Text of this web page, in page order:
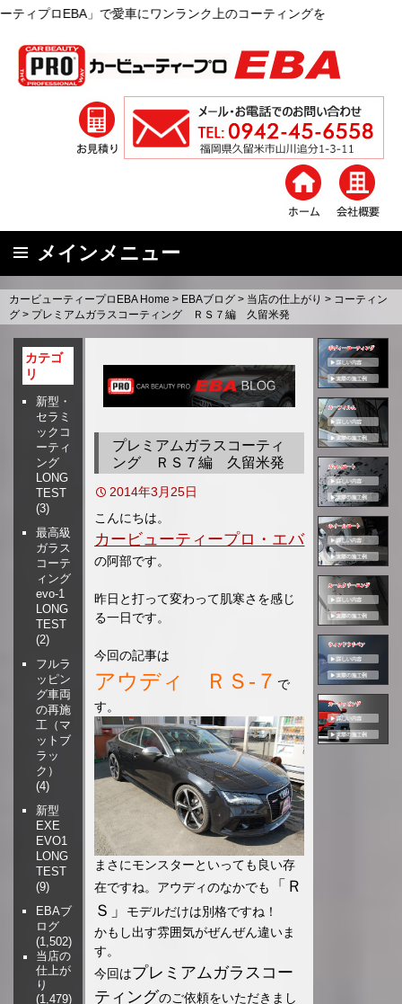
愛車にワンランク上のコーティングを
メインメニュー
コ
ン
カービューティープロEBA Home > EBAブログ > 当店の仕上がり > コーティン
グ > プレミアムガラスコーティング ＲＳ７編 久留米発
プレミアムガラスコーティ
ング ＲＳ７編 久留米発
2014年3月25日
こんにちは。
カービューティープロ・エバ
の阿部です。
昨日と打って変わって肌寒さを感じ
る一日です。
今回の記事は
アウディ ＲＳ-７ で
す。
まさにモンスターといっても良い存
在ですね。アウディのなかでも
「Ｒ
Ｓ」
モデルだけは別格ですね！
かもし出す雰囲気がぜんぜん違いま
す。
今回はプレミアムガラスコー
ティングのご依頼をいただきまし
カテゴ
リ
新型・
セラミ
ックコ
ーティ
ング
LONG
TEST
(3)
最高級
ガラス
コーテ
ィング
evo-1
LONG
TEST
(2)
フルラ
ッピン
グ車両
の再施
工（マ
ットブ
ラッ
ク）
(4)
新型
EXE
EVO1
LONG
TEST
(9)
EBAブ
ログ
(1,502)
当店の
仕上が
り
(1,479)